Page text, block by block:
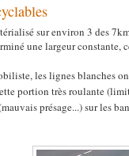
sur environ 3 des
une largeur
les lignes blanches
portion très roulante
présage...) sur les